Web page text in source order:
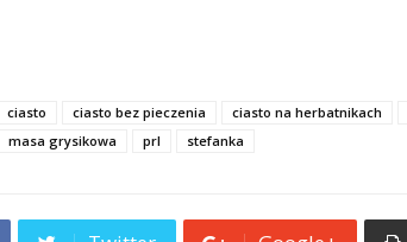
ciasto ciasto bez pieczenia ciasto na herbatnikach
masa grysikowa prl stefanka